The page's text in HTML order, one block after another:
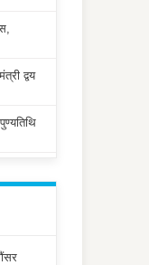
द्वय